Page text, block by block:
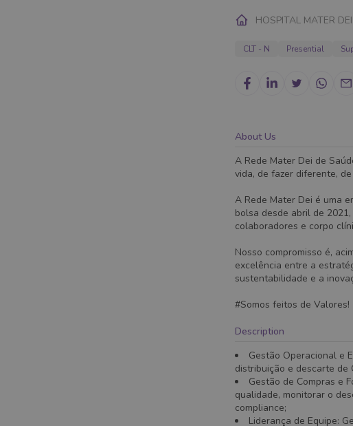
HOSPITAL MATER DEI
CLT - N Presential
About Us
A Rede Mater Dei de
vida, de fazer diferente,
A Rede Mater Dei é uma
bolsa desde abril de
colaboradores e corpo
Nosso compromisso é,
excelência entre a
sustentabilidade e a
#Somos feitos de Valores!
Description
Gestão Operacional e
distribuição e descarte de
Gestão de Compras e
qualidade, monitorar o
compliance;
Liderança de Equipe: